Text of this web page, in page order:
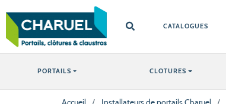
CATALOGUES
PORTAILS CLOTURES